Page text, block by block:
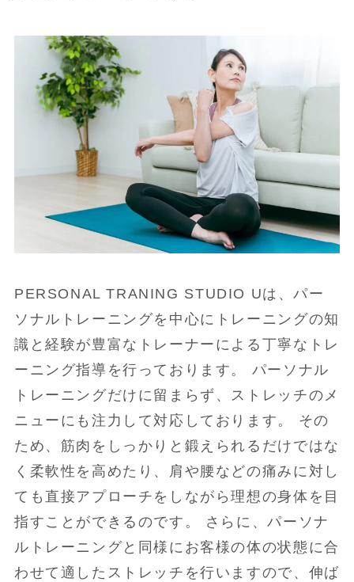
PERSONAL TRANING STUDIO Uは、パー
ソナルトレーニングを中心にトレーニングの知
識と経験が豊富なトレーナーによる丁寧なトレ
ーニング指導を行っております。 パーソナル
トレーニングだけに留まらず、ストレッチのメ
ニューにも注力して対応しております。 その
ため、筋肉をしっかりと鍛えられるだけではな
く柔軟性を高めたり、肩や腰などの痛みに対し
ても直接アプローチをしながら理想の身体を目
指すことができるのです。 さらに、パーソナ
ルトレーニングと同様にお客様の体の状態に合
わせて適したストレッチを行いますので、伸ば